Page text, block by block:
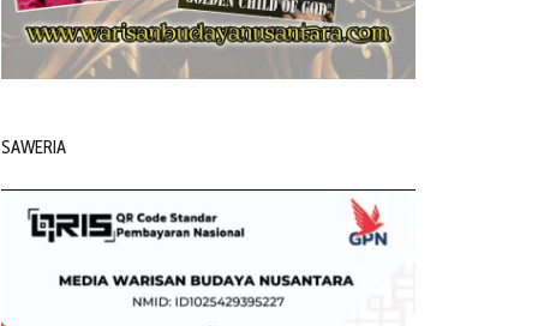
SAWERIA